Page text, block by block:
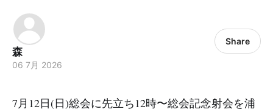
森
06 7月 2026
Share
7月12日(日)総会に先立ち12時〜総会記念射会を浦